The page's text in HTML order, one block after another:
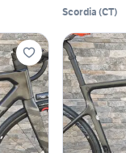
Scordia (CT)